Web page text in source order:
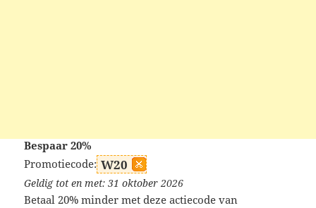
Bespaar 20%
Promotiecode: W20
Geldig tot en met: 31 oktober 2026
Betaal 20% minder met deze actiecode van